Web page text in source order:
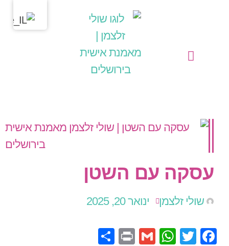
עסקה עם השטן
שולי זלצמן ינואר 20, 2025
Facebook
Twitter
WhatsApp
Gmail
Print
Share